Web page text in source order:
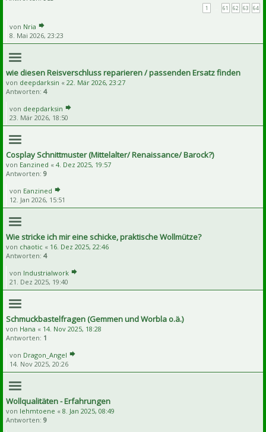
1 61 62 63 64
von Nria
8. Mai 2026, 23:23
wie diesen Reisverschluss reparieren / passenden Ersatz finden
von deepdarksin « 22. Mär 2026, 23:27
Antworten: 4
von deepdarksin
23. Mär 2026, 18:50
Cosplay Schnittmuster (Mittelalter/ Renaissance/ Barock?)
von Eanzined « 4. Dez 2025, 19:57
Antworten: 9
von Eanzined
12. Jan 2026, 15:51
Wie stricke ich mir eine schicke, praktische Wollmütze?
von chaotic « 16. Dez 2025, 22:46
Antworten: 4
von Industrialwork
21. Dez 2025, 19:40
Schmuckbastelfragen (Gemmen und Worbla o.ä.)
von Hana « 14. Nov 2025, 18:28
Antworten: 1
von Dragon_Angel
14. Nov 2025, 20:26
Wollqualitäten - Erfahrungen
von lehmtoene « 8. Jan 2025, 08:49
Antworten: 9